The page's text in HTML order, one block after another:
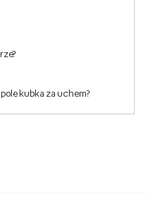
kubka za uchem?